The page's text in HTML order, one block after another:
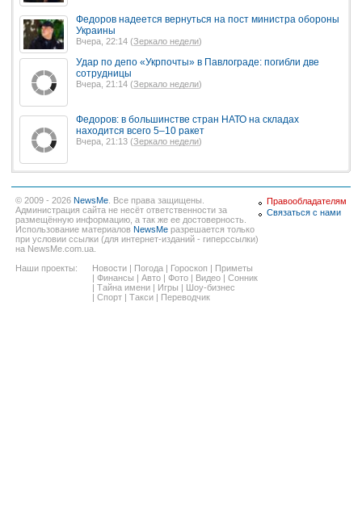
Федоров надеется вернуться на пост министра обороны
Украины
Вчера, 22:14 (Зеркало недели)
Удар по депо «Укрпочты» в Павлограде: погибли две
сотрудницы
Вчера, 21:14 (Зеркало недели)
Федоров: в большинстве стран НАТО на складах
находится всего 5–10 ракет
Вчера, 21:13 (Зеркало недели)
© 2009 - 2026 NewsMe . Все права защищены.
Администрация сайта не несёт ответственности за
размещённую информацию, а так же ее достоверность.
Использование материалов NewsMe разрешается только
при условии ссылки (для интернет-изданий - гиперссылки)
на NewsMe.com.ua.
Наши проекты:
Новости | Погода | Гороскоп | Приметы
| Финансы | Авто | Фото | Видео | Сонник
| Тайна имени | Игры | Шоу-бизнес
| Спорт | Такси | Переводчик
Правообладателям
Связаться с нами